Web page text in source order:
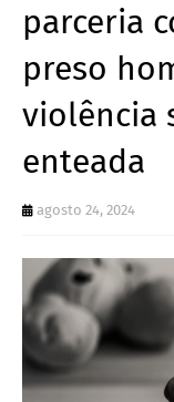
parceria
preso
violência
enteada
agosto 24, 2024